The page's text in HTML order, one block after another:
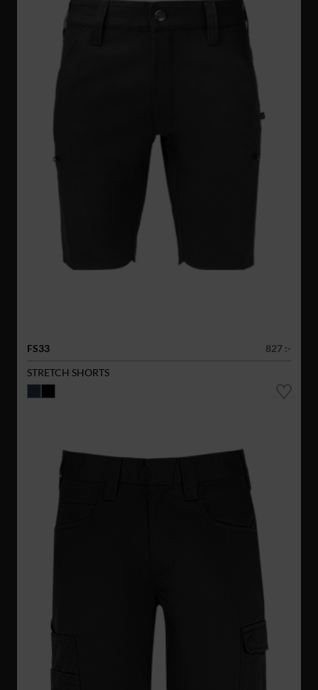
FS33
827 :-
STRETCH SHORTS